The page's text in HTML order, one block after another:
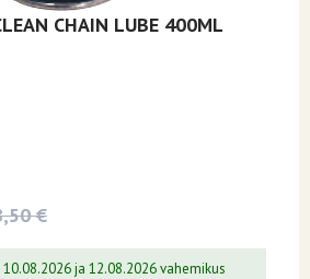
CHAIN LUBE 400ML
€
ja 12.08.2026 vahemikus